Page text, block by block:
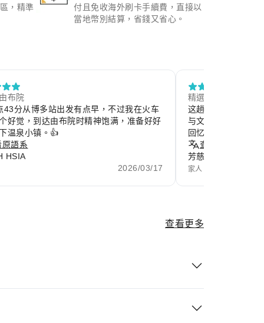
，精準
付且免收海外刷卡手續費，直接以
當地幣別結算，省錢又省心。
布院
43分从博多站出发有点早，不过我在火车
个好觉，到达由布院时精神饱满，准备好好
温泉小镇。👍
原語系
HSIA
2026/03/17
精選評論
这趟旅程让我暂时
与文化。每一个画
回忆，也让身心重
生活。查看原語系
芳慈
家人
查看更多